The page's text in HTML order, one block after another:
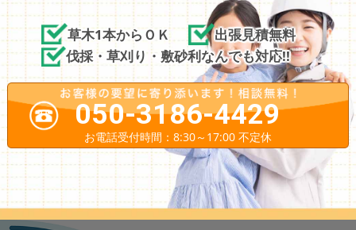
草木1本からＯＫ
出張見積無料
伐採・草刈り・敷砂利なんでも対応!!
050-3186-4429
お電話受付時間：8:30～17:00 不定休